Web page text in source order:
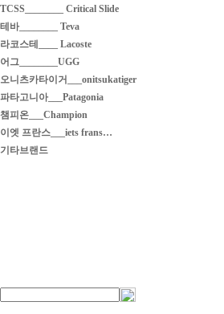
TCSS________ Critical Slide
테바________ Teva
라코스테____ Lacoste
어그________UGG
오니츠카타이거___onitsukatiger
파타고니아___Patagonia
챔피온___Champion
이엣 프란스___iets frans…
기타브랜드